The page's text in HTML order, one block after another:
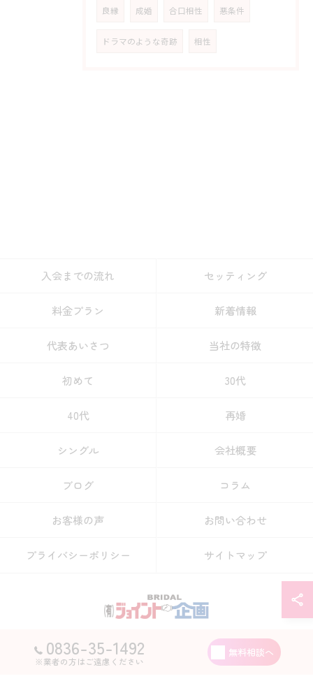
良縁 成婚 合口相性 悪条件
ドラマのような奇跡 相性
0836-35-1492
※業者の方はご遠慮ください
無料相談へ
入会までの流れ セッティング
料金プラン 新着情報
代表あいさつ 当社の特徴
初めて 30代
40代 再婚
シングル 会社概要
ブログ コラム
お客様の声 お問い合わせ
プライバシーポリシー サイトマップ
© 2026 山口県宇部市の結婚相談所なら有限会社ジョイント企画 ALL RIGHTS
RESERVED.